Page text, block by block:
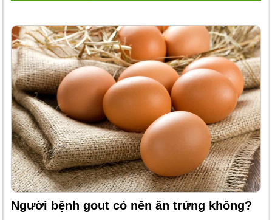
Người bệnh gout có nên ăn trứng không?